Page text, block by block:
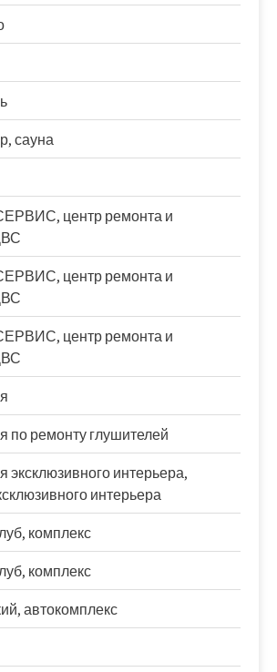
сауна
центр ремонта и
центр ремонта и
центр ремонта и
по ремонту глушителей
эксклюзивного интерьера,
интерьера
комплекс
комплекс
автокомплекс